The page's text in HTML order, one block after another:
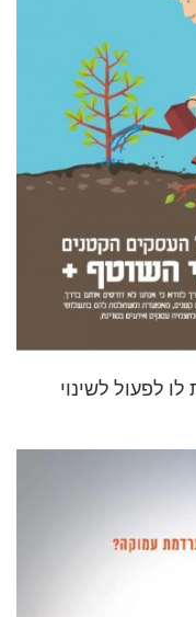
לפעול לשינוי